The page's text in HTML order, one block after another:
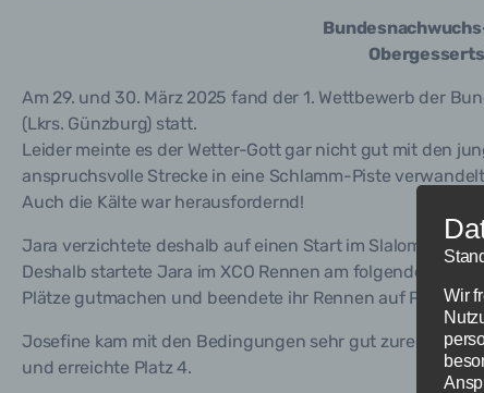
Am 29. und 30. März 2025 fand der 1. Wettbewerb der
(Lkrs. Günzburg) statt.
Leider meinte es der Wetter-Gott gar nicht gut mit den
anspruchsvolle Strecke in eine Schlamm-Piste
Auch die Kälte war herausfordernd!
Jara verzichtete deshalb auf einen Start im Slalom,
Deshalb startete Jara im XCO Rennen am folgenden Tag
Plätze gutmachen und beendete ihr Rennen auf Platz 21.
Josefine kam mit den Bedingungen sehr gut zurecht,
und erreichte Platz 4.
Wir